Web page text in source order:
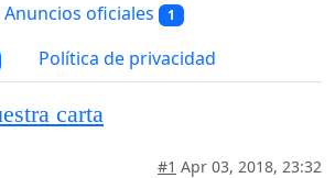
Anuncios oficiales 1
Política de privacidad
carta
#1 Apr 03, 2018, 23:32